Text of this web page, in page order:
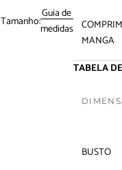
Tamanho:Guia de
medidas
MANGA
TABELA
BUSTO